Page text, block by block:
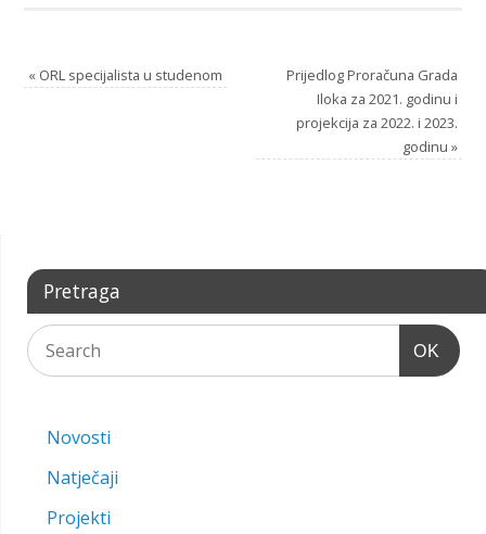
«ORL specijalista u studenom
Prijedlog Proračuna Grada
Iloka za 2021. godinu i
projekcija za 2022. i 2023.
godinu»
Pretraga
OK
Novosti
Natječaji
Projekti